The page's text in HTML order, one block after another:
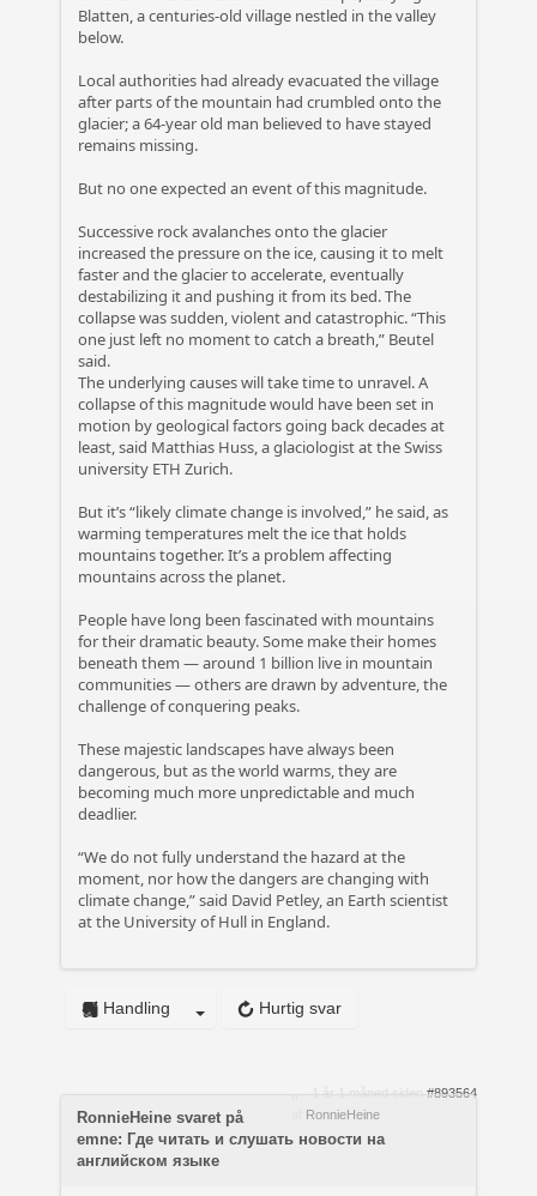
Blatten, a centuries-old village nestled in the valley
below.
Local authorities had already evacuated the village
after parts of the mountain had crumbled onto the
glacier; a 64-year old man believed to have stayed
remains missing.
But no one expected an event of this magnitude.
Successive rock avalanches onto the glacier
increased the pressure on the ice, causing it to melt
faster and the glacier to accelerate, eventually
destabilizing it and pushing it from its bed. The
collapse was sudden, violent and catastrophic. “This
one just left no moment to catch a breath,” Beutel
said.
The underlying causes will take time to unravel. A
collapse of this magnitude would have been set in
motion by geological factors going back decades at
least, said Matthias Huss, a glaciologist at the Swiss
university ETH Zurich.
But it’s “likely climate change is involved,” he said, as
warming temperatures melt the ice that holds
mountains together. It’s a problem affecting
mountains across the planet.
People have long been fascinated with mountains
for their dramatic beauty. Some make their homes
beneath them — around 1 billion live in mountain
communities — others are drawn by adventure, the
challenge of conquering peaks.
These majestic landscapes have always been
dangerous, but as the world warms, they are
becoming much more unpredictable and much
deadlier.
“We do not fully understand the hazard at the
moment, nor how the dangers are changing with
climate change,” said David Petley, an Earth scientist
at the University of Hull in England.
Hurtig svar
Handling
1 år 1 måned siden
#893564
RonnieHeine
RonnieHeine svaret på
emne: Где читать и слушать новости на
английском языке